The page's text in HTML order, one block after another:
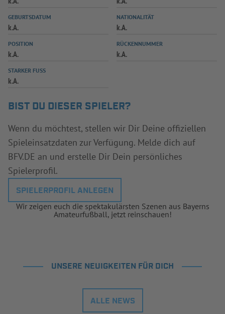
SPIELPLUS
GEBURTSDATUM
k.A.
NATIONALITÄT
k.A.
POSITION
k.A.
RÜCKENNUMMER
k.A.
STARKER FUSS
k.A.
BIST DU DIESER SPIELER?
Wenn du möchtest, stellen wir Dir Deine offiziellen
Spieleinsatzdaten zur Verfügung. Melde dich auf
BFV.DE an und erstelle Dir Dein persönliches
Spielerprofil.
SPIELERPROFIL ANLEGEN
Wir zeigen euch die spektakulärsten Szenen aus Bayerns
Amateurfußball, jetzt reinschauen!
UNSERE NEUIGKEITEN FÜR DICH
ALLE NEWS